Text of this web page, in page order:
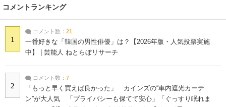
コメントランキング
1
コメント数： 21
一番好きな「韓国の男性俳優」は？【2026年版・人気投票実施
中】 | 芸能人 ねとらぼリサーチ
2
コメント数： 7
「もっと早く買えば良かった」 カインズの“車内遮光カーテ
ン”が大人気 「プライバシーも保てて安心」「ぐっすり眠れま